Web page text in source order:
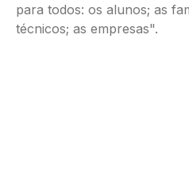
para todos: os alunos; as
técnicos; as empresas".